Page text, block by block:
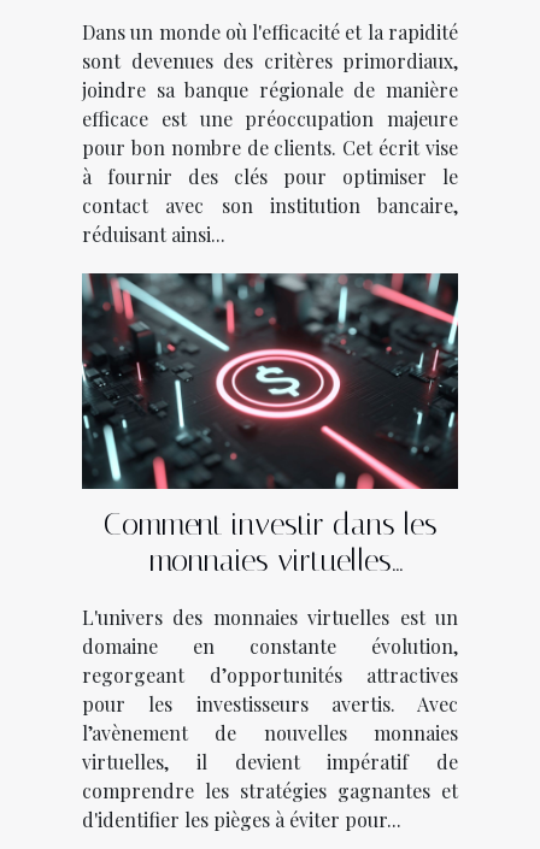
Dans un monde où l'efficacité et la rapidité
sont devenues des critères primordiaux,
joindre sa banque régionale de manière
efficace est une préoccupation majeure
pour bon nombre de clients. Cet écrit vise
à fournir des clés pour optimiser le
contact avec son institution bancaire,
réduisant ainsi...
Comment investir dans les
monnaies virtuelles
gagnantes et pièges à éviter
L'univers des monnaies virtuelles est un
domaine en constante évolution,
regorgeant d’opportunités attractives
pour les investisseurs avertis. Avec
l’avènement de nouvelles monnaies
virtuelles, il devient impératif de
comprendre les stratégies gagnantes et
d'identifier les pièges à éviter pour...